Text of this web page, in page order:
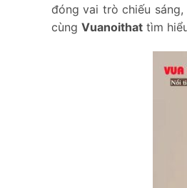
đóng vai trò chiếu
cùng Vuanoithat tìm